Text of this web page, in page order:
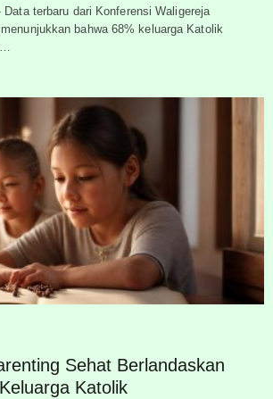
terbaru dari Konferensi Waligereja
bahwa 68% keluarga Katolik
Sehat Berlandaskan
Katolik